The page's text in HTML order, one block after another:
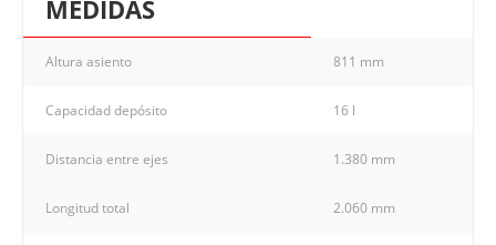
MEDIDAS
Altura asiento 811 mm
Capacidad depósito 16 l
Distancia entre ejes 1.380 mm
Longitud total 2.060 mm